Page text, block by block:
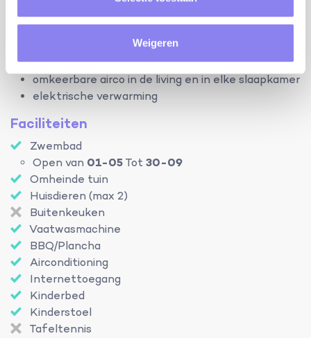
Weigeren
privé zwembad: 8mx4m en 1,00m-1,80m diep met
airconditioning/verwarming:
omkeerbare airco in de living en in elke slaapkamer
elektrische verwarming
Faciliteiten
Zwembad
Open van 01-05Tot 30-09
Omheinde tuin
Huisdieren (max 2)
Buitenkeuken
Vaatwasmachine
BBQ/Plancha
Airconditioning
Internettoegang
Kinderbed
Kinderstoel
Tafeltennis